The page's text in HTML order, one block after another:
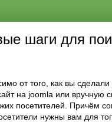
шаги для
от того, как вы
на joomla или вручную
посетителей. Причём
нужны вам для